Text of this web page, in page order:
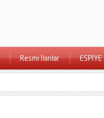
Resmi İlanlar ESPİYE